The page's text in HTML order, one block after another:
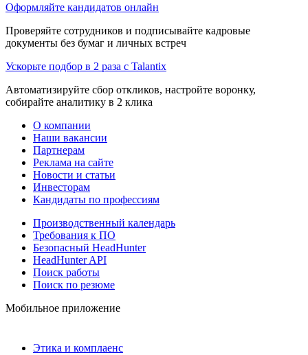
Оформляйте кандидатов онлайн
Проверяйте сотрудников и подписывайте кадровые
документы без бумаг и личных встреч
Ускорьте подбор в 2 раза с Talantix
Автоматизируйте сбор откликов, настройте воронку,
собирайте аналитику в 2 клика
О компании
Наши вакансии
Партнерам
Реклама на сайте
Новости и статьи
Инвесторам
Кандидаты по профессиям
Производственный календарь
Требования к ПО
Безопасный HeadHunter
HeadHunter API
Поиск работы
Поиск по резюме
Мобильное приложение
Этика и комплаенс